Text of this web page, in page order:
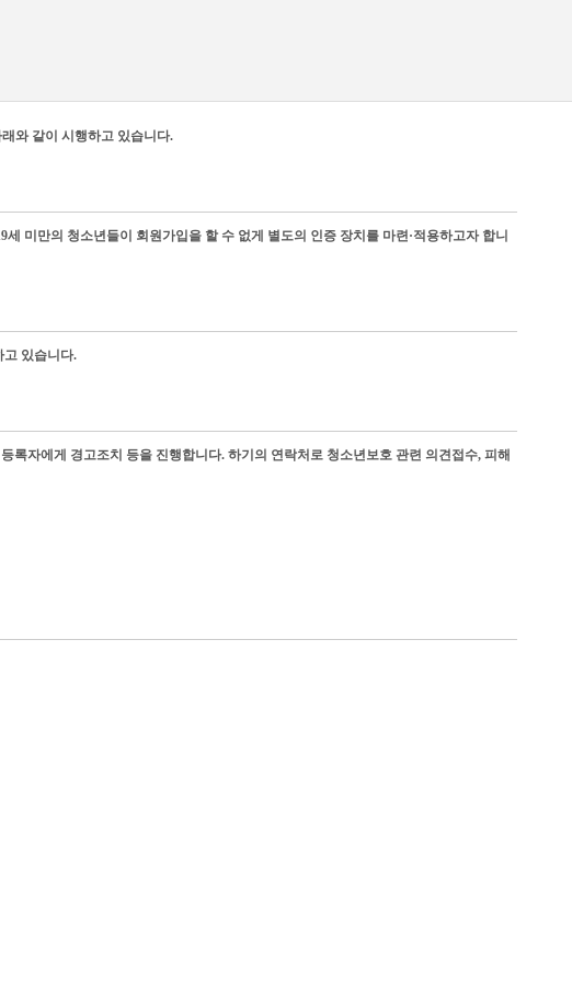
와 같이 시행하고 있습니다.
미만의 청소년들이 회원가입을 할 수 없게 별도의 인증 장치를 마련·적용하고자 합니
고 있습니다.
자에게 경고조치 등을 진행합니다. 하기의 연락처로 청소년보호 관련 의견접수, 피해